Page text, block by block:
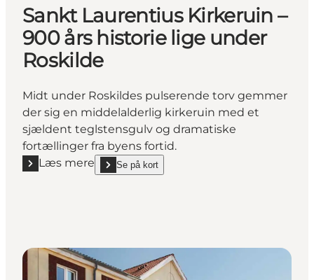
Sankt Laurentius Kirkeruin –
900 års historie lige under
Roskilde
Midt under Roskildes pulserende torv gemmer
der sig en middelalderlig kirkeruin med et
sjældent teglstensgulv og dramatiske
fortællinger fra byens fortid.
Læs mere
Læs mere "Sankt Laurentius Kirkeruin – 900 års
Se på kort
show Sankt Laurentius Kirkeruin – 900 års historie